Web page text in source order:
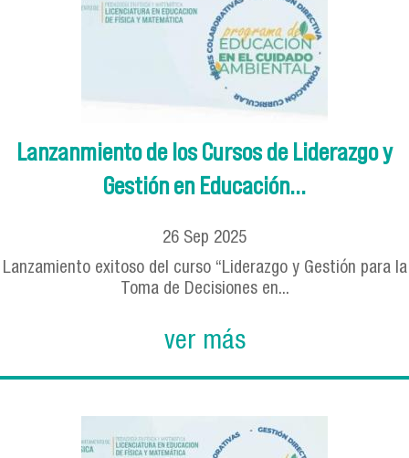
Lanzanmiento de los Cursos de Liderazgo y
Gestión en Educación...
26 Sep 2025
Lanzamiento exitoso del curso “Liderazgo y Gestión para la
Toma de Decisiones en...
ver más